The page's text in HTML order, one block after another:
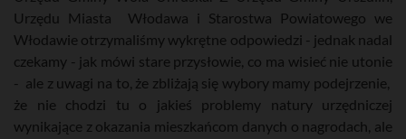
Urzędu Miasta Włodawa i Starostwa Powiatowego we
Włodawie otrzymaliśmy wykrętne odpowiedzi - jednak nadal
czekamy - jak mówi stare przysłowie, co ma wisieć nie utonie
- ale z uwagi na to, że zbliżają się wybory mamy podejrzenie,
że nie chodzi tu o jakieś problemy natury urzędniczej
wynikające z okazania mieszkańcom danych o nagrodach, ale